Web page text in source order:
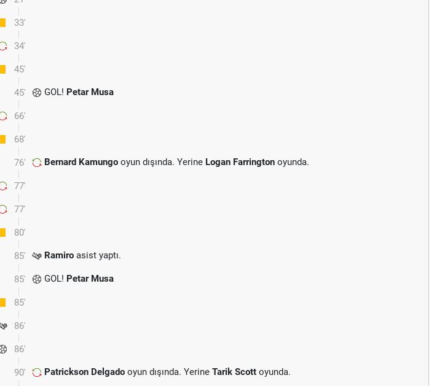
33'
34'
45'
45' GOL! Petar Musa
66'
68'
76' Bernard Kamungo oyun dışında. Yerine Logan Farrington oyunda.
77'
77'
80'
85' Ramiro asist yaptı.
85' GOL! Petar Musa
85'
86'
86'
90' Patrickson Delgado oyun dışında. Yerine Tarik Scott oyunda.